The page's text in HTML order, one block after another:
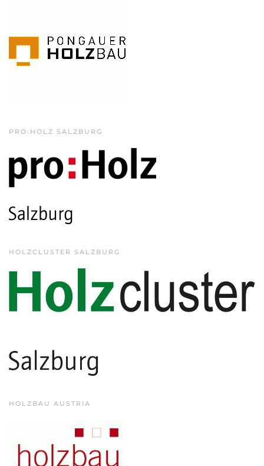
PRO:HOLZ SALZBURG
HOLZCLUSTER SALZBURG
HOLZBAU AUSTRIA